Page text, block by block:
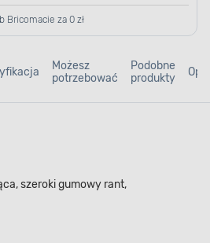
Bricomacie za 0 zł
Możesz
potrzebować
Podobne
produkty
szeroki gumowy rant,